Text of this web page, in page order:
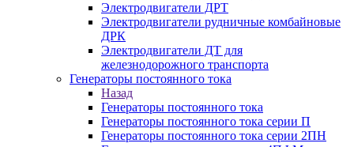
Электродвигатели ДРТ
Электродвигатели рудничные комбайновые
ДРК
Электродвигатели ДТ для
железнодорожного транспорта
Генераторы постоянного тока
Назад
Генераторы постоянного тока
Генераторы постоянного тока серии П
Генераторы постоянного тока серии 2ПН